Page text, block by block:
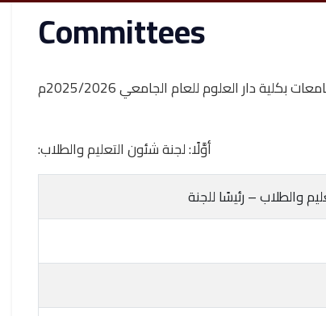
Committees
أوَّلًا: لجنة شئون التعليم والطلاب:
والطلاب – رئيسًا للجنة